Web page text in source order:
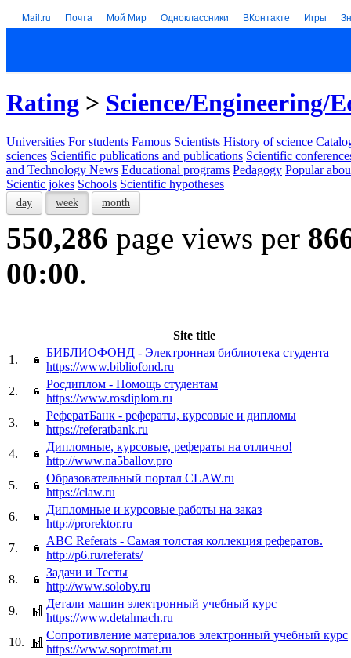
Mail.ru Почта Мой Мир Одноклассники ВКонтакте Игры
Rating > Science/Engineering/
Universities For students Famous Scientists History of science
sciences Scientific publications and publications Scientific
and Technology News Educational programs Pedagogy Popular
Scientic jokes Schools Scientific hypotheses
day week month
550,286 page views per
00:00.
Site title
1.
БИБЛИОФОНД - Электронная библиотека студента
https://www.bibliofond.ru
2.
Росдиплом - Помощь студентам
https://www.rosdiplom.ru
3.
РефератБанк - рефераты, курсовые и дипломы
https://referatbank.ru
4.
Дипломные, курсовые, рефераты на отлично!
http://www.na5ballov.pro
5.
Образовательный портал CLAW.ru
https://claw.ru
6.
Дипломные и курсовые работы на заказ
http://prorektor.ru
7.
ABC Referats - Самая толстая коллекция рефератов.
http://p6.ru/referats/
8.
Задачи и Тесты
http://www.soloby.ru
9.
Детали машин электронный учебный курс
https://www.detalmach.ru
10.
Сопротивление материалов электронный учебный курс
https://www.soprotmat.ru